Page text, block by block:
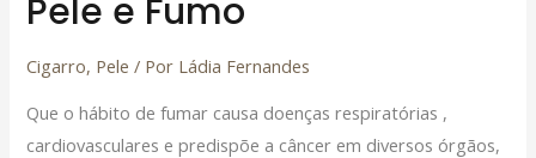
Pele e Fumo
Cigarro, Pele / Por Ládia Fernandes
Que o hábito de fumar causa doenças respiratórias ,
cardiovasculares e predispõe a câncer em diversos órgãos,